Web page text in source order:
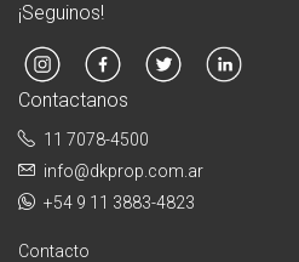
¡Seguinos!
Contactanos
11 7078-4500
info@dkprop.com.ar
+54 9 11 3883-4823
Contacto